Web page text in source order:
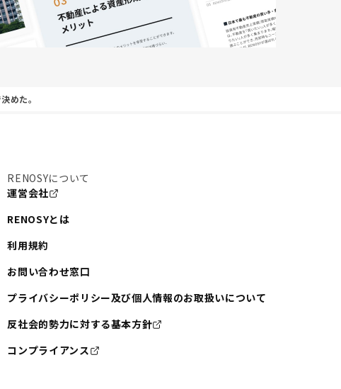
めた。
RENOSYについて
運営会社
RENOSYとは
利用規約
お問い合わせ窓口
プライバシーポリシー及び個人情報のお取扱いについて
反社会的勢力に対する基本方針
コンプライアンス